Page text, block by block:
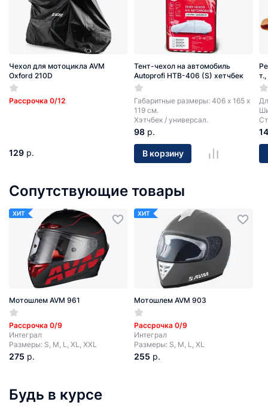
Чехол для мотоцикла AVM
Oxford 210D
Рассрочка 0/12
129 р.
Тент-чехол на автомобиль
Autoprofi HTB-406 (S) хетчбек
Габаритные размеры: 406 х 165 х
119 см.
Хэтчбек / универсал.
98 р.
В корзину
14
Сопутствующие товары
ХИТ
Мотошлем AVM 961
Рассрочка 0/9
Интеграл
Размеры: S, M, L, XL, XXL
275 р.
ХИТ
Мотошлем AVM 903
Рассрочка 0/9
Интеграл
Размеры: S, M, L, XL
255 р.
Будь в курсе